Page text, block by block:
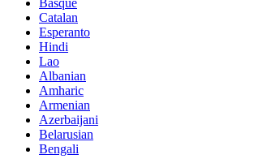
Basque
Catalan
Esperanto
Hindi
Lao
Albanian
Amharic
Armenian
Azerbaijani
Belarusian
Bengali